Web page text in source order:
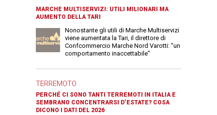
MARCHE MULTISERVIZI: UTILI MILIONARI MA
AUMENTO DELLA TARI
Nonostante gli utili di Marche Multiservizi
viene aumentata la Tari, il direttore di
Confcommercio Marche Nord Varotti: "un
comportamento inaccettabile"
TERREMOTO
PERCHÉ CI SONO TANTI TERREMOTI IN ITALIA E
SEMBRANO CONCENTRARSI D’ESTATE? COSA
DICONO I DATI DEL 2026